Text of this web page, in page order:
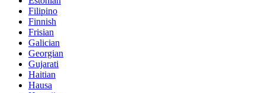
Filipino
Finnish
Frisian
Galician
Georgian
Gujarati
Haitian
Hausa